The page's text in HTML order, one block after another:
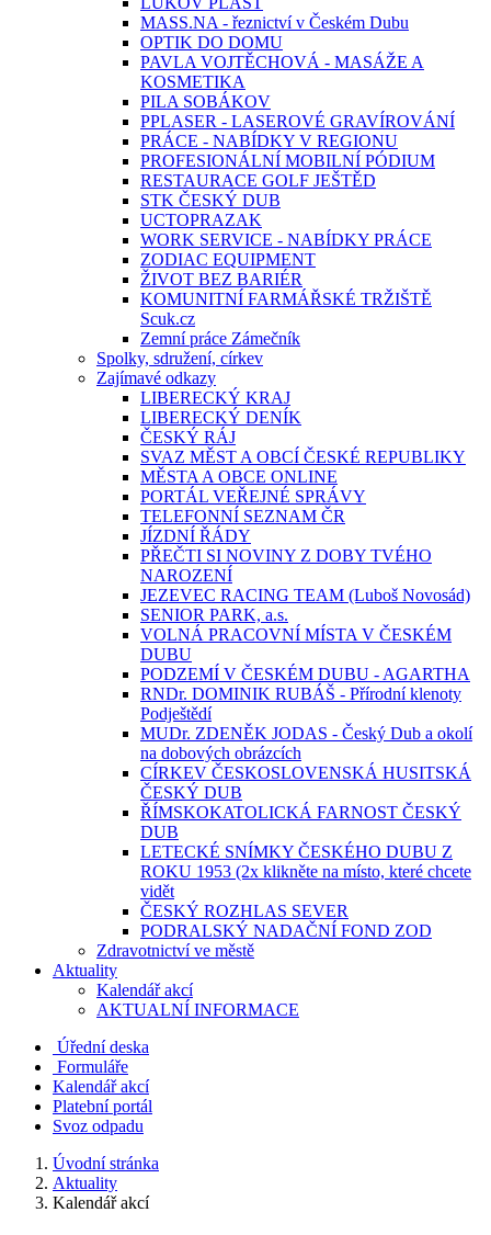
MASS.NA - řeznictví v Českém Dubu
OPTIK DO DOMU
PAVLA VOJTĚCHOVÁ - MASÁŽE A
KOSMETIKA
PILA SOBÁKOV
PPLASER - LASEROVÉ GRAVÍROVÁNÍ
PRÁCE - NABÍDKY V REGIONU
PROFESIONÁLNÍ MOBILNÍ PÓDIUM
RESTAURACE GOLF JEŠTĚD
STK ČESKÝ DUB
UCTOPRAZAK
WORK SERVICE - NABÍDKY PRÁCE
ZODIAC EQUIPMENT
ŽIVOT BEZ BARIÉR
KOMUNITNÍ FARMÁŘSKÉ TRŽIŠTĚ
Scuk.cz
Zemní práce Zámečník
Spolky, sdružení, církev
Zajímavé odkazy
LIBERECKÝ KRAJ
LIBERECKÝ DENÍK
ČESKÝ RÁJ
SVAZ MĚST A OBCÍ ČESKÉ REPUBLIKY
MĚSTA A OBCE ONLINE
PORTÁL VEŘEJNÉ SPRÁVY
TELEFONNÍ SEZNAM ČR
JÍZDNÍ ŘÁDY
PŘEČTI SI NOVINY Z DOBY TVÉHO
NAROZENÍ
JEZEVEC RACING TEAM (Luboš Novosád)
SENIOR PARK, a.s.
VOLNÁ PRACOVNÍ MÍSTA V ČESKÉM
DUBU
PODZEMÍ V ČESKÉM DUBU - AGARTHA
RNDr. DOMINIK RUBÁŠ - Přírodní klenoty
Podještědí
MUDr. ZDENĚK JODAS - Český Dub a okolí
na dobových obrázcích
CÍRKEV ČESKOSLOVENSKÁ HUSITSKÁ
ČESKÝ DUB
ŘÍMSKOKATOLICKÁ FARNOST ČESKÝ
DUB
LETECKÉ SNÍMKY ČESKÉHO DUBU Z
ROKU 1953 (2x klikněte na místo, které chcete
vidět
ČESKÝ ROZHLAS SEVER
PODRALSKÝ NADAČNÍ FOND ZOD
Zdravotnictví ve městě
Aktuality
Kalendář akcí
AKTUALNÍ INFORMACE
Úřední deska
Formuláře
Kalendář akcí
Platební portál
Svoz odpadu
Úvodní stránka
Aktuality
Kalendář akcí